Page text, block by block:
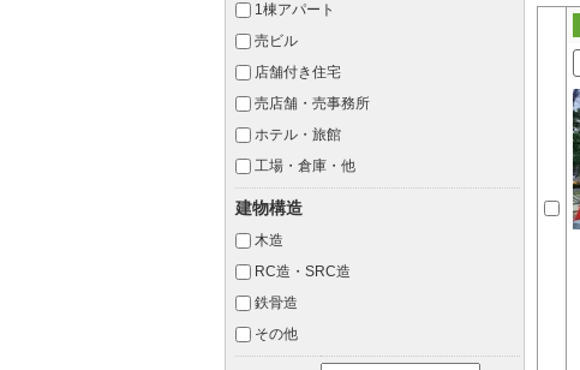
1棟アパート
売ビル
店舗付き住宅
売店舗・売事務所
ホテル・旅館
工場・倉庫・他
建物構造
木造
RC造・SRC造
鉄骨造
その他